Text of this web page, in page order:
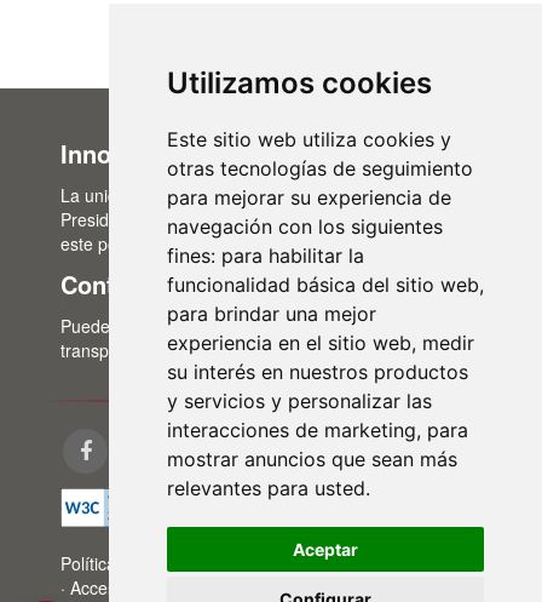
Utilizamos cookies
Este sitio web utiliza cookies y
otras tecnologías de seguimiento
para mejorar su experiencia de
navegación con los siguientes
fines: para habilitar la
funcionalidad básica del sitio web,
para brindar una mejor
experiencia en el sitio web, medir
su interés en nuestros productos
y servicios y personalizar las
interacciones de marketing, para
mostrar anuncios que sean más
relevantes para usted.
Aceptar
Innovación Administrativa
La unidad de Innovación Administrativa, del Área de
Presidencia, es la encargada de la actualización de
este portal de transparencia.
Contacto
Puedes contactar con nosotros a través del correo:
transparencia@lasalina.es
Política de privacidad Aviso legal·Política de cookies
· Accesibilidad